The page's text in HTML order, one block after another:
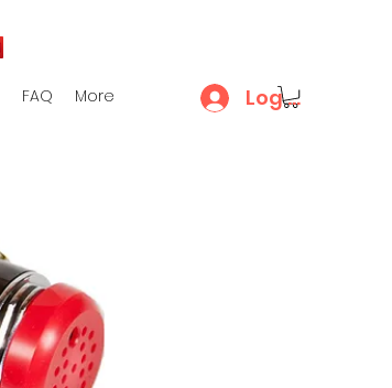
FAQ More Log In